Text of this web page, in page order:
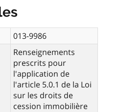
013-9986
Renseignements
prescrits pour
l'application de
l'article 5.0.1 de la Loi
sur les droits de
cession immobilière